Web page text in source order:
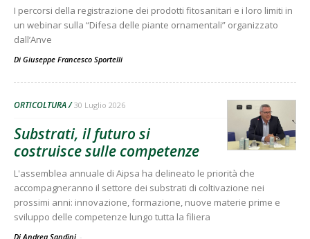
I percorsi della registrazione dei prodotti fitosanitari e i loro limiti in
un webinar sulla “Difesa delle piante ornamentali” organizzato
dall’Anve
Di Giuseppe Francesco Sportelli
ORTICOLTURA 30 Luglio 2026
Substrati, il futuro si
costruisce sulle competenze
L'assemblea annuale di Aipsa ha delineato le priorità che
accompagneranno il settore dei substrati di coltivazione nei
prossimi anni: innovazione, formazione, nuove materie prime e
sviluppo delle competenze lungo tutta la filiera
Di Andrea Sandini -